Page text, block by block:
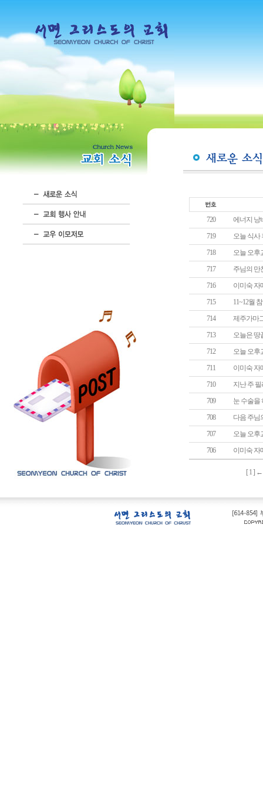
720
에너지 낭
719
오늘 식사
718
오늘 오후
717
주님의 만
716
이미숙 자
715
11~12월
714
제주가마
713
오늘은 땅
712
오늘 오후
711
이미숙 자
710
지난 주
709
눈 수술을
708
다음 주님
707
오늘 오후
706
이미숙 자
[1] ←